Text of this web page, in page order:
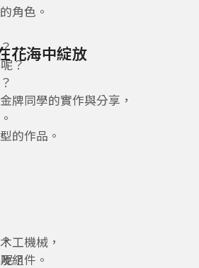
角色。
？
牌同學的實作與分享，
花海中綻放
的作品。
？
工機械，
組件。